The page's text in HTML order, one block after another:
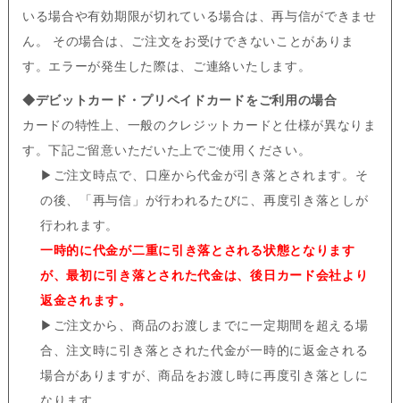
いる場合や有効期限が切れている場合は、再与信ができませ
ん。 その場合は、ご注文をお受けできないことがありま
す。エラーが発生した際は、ご連絡いたします。
◆デビットカード・プリペイドカードをご利用の場合
カードの特性上、一般のクレジットカードと仕様が異なりま
す。下記ご留意いただいた上でご使用ください。
▶ ご注文時点で、口座から代金が引き落とされます。そ
の後、「再与信」が行われるたびに、再度引き落としが
行われます。
一時的に代金が二重に引き落とされる状態となります
が、最初に引き落とされた代金は、後日カード会社より
返金されます。
▶ ご注文から、商品のお渡しまでに一定期間を超える場
合、注文時に引き落とされた代金が一時的に返金される
場合がありますが、商品をお渡し時に再度引き落としに
なります。